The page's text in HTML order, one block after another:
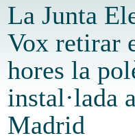
La Junta
Vox retirar
hores la
instal·lada
Madrid